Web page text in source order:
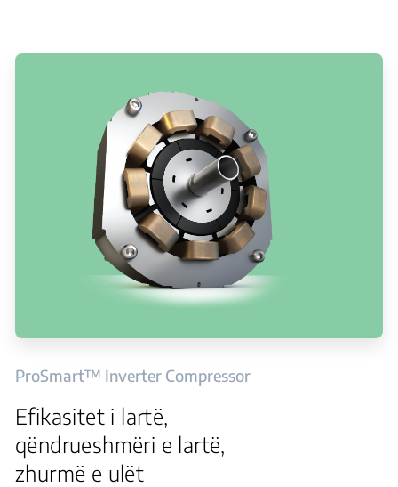
ProSmart™ Inverter Compressor
Efikasitet i lartë,
qëndrueshmëri e lartë,
zhurmë e ulët